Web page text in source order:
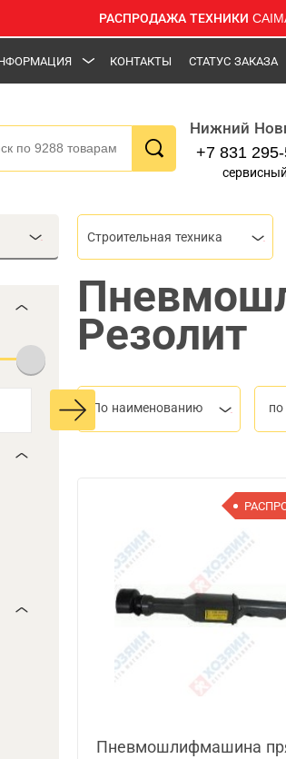
РАСПРОДАЖА ТЕХНИКИ
КОНТАКТЫ СТАТУС ЗАКАЗА
Нижний
+7 831
Строительная техника
Резолит
По наименованию по
Пневмошлифмашина